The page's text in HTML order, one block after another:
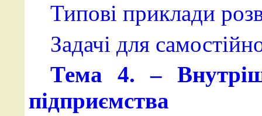
Типові приклади
Задачі для
Тема 4. –
підприємства